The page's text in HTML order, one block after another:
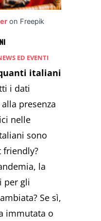
on Freepik
ED EVENTI
italiani
i dati
presenza
nelle
sono
friendly?
la
per gli
Se sì,
immutata o